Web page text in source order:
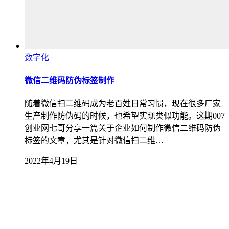
数字化
微信二维码防伪标签制作
随着微信扫二维码成为老百姓日常习惯，现在很多厂家
生产制作防伪码的时候，也希望实现类似功能。这期007
创业网七哥分享一篇关于企业如何制作微信二维码防伪
标签的文章，尤其是针对微信扫二维…
2022年4月19日